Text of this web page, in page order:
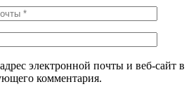
электронной почты и веб-сайт в
комментария.